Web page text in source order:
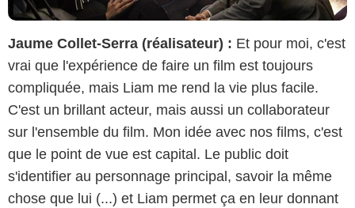
Jaume Collet-Serra (réalisateur) : Et pour moi, c'est
vrai que l'expérience de faire un film est toujours
compliquée, mais Liam me rend la vie plus facile.
C'est un brillant acteur, mais aussi un collaborateur
sur l'ensemble du film. Mon idée avec nos films, c'est
que le point de vue est capital. Le public doit
s'identifier au personnage principal, savoir la même
chose que lui (...) et Liam permet ça en leur donnant